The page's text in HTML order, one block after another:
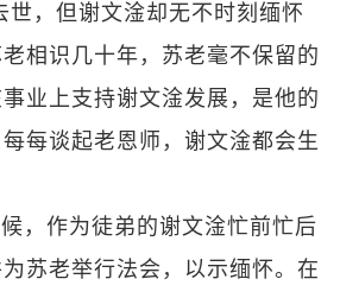
世，但谢文淦却无不时刻缅怀
相识几十年，苏老毫不保留的
业上支持谢文淦发展，是他的
每谈起老恩师，谢文淦都会生
，作为徒弟的谢文淦忙前忙后
苏老举行法会，以示缅怀。在